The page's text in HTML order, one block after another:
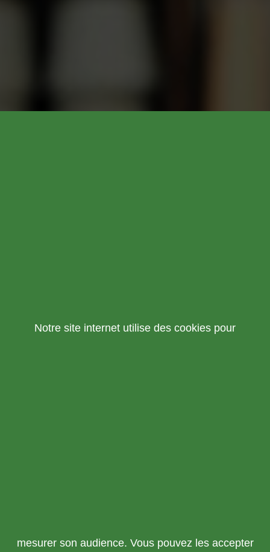
Notre site internet utilise des cookies pour
mesurer son audience. Vous pouvez les accepter